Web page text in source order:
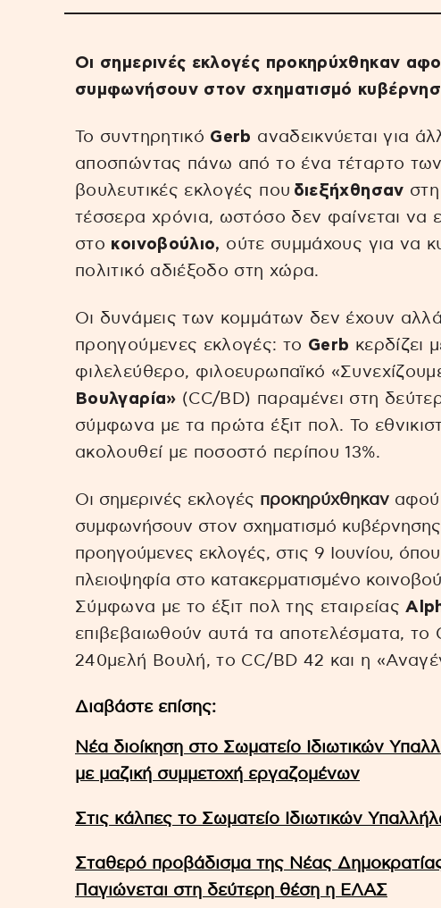
Οι σημερινές εκλογές προκηρύχθηκαν
συμφωνήσουν στον σχηματισμό
Το συντηρητικό Gerb αναδεικνύεται για
αποσπώντας πάνω από το ένα τέταρτο
βουλευτικές εκλογές που διεξήχθησαν στη
τέσσερα χρόνια, ωστόσο δεν φαίνεται να
στο κοινοβούλιο, ούτε συμμάχους για να
πολιτικό αδιέξοδο στη χώρα.
Οι δυνάμεις των κομμάτων δεν έχουν
προηγούμενες εκλογές: το Gerb κερδίζει
φιλελεύθερο, φιλοευρωπαϊκό
Βουλγαρία» (CC/BD) παραμένει στη
σύμφωνα με τα πρώτα έξιτ πολ. Το
ακολουθεί με ποσοστό περίπου 13%.
Οι σημερινές εκλογές προκηρύχθηκαν αφού
συμφωνήσουν στον σχηματισμό κυβέρνησης
προηγούμενες εκλογές, στις 9 Ιουνίου,
πλειοψηφία στο κατακερματισμένο
Σύμφωνα με το έξιτ πολ της εταιρείας
επιβεβαιωθούν αυτά τα αποτελέσματα, το
240μελή Βουλή, το CC/BD 42 και η
Διαβάστε επίσης:
Νέα διοίκηση στο Σωματείο Ιδιωτικών
με μαζική συμμετοχή εργαζομένων
Στις κάλπες το Σωματείο Ιδιωτικών
Σταθερό προβάδισμα της Νέας
Παγιώνεται στη δεύτερη θέση η ΕΛΑΣ